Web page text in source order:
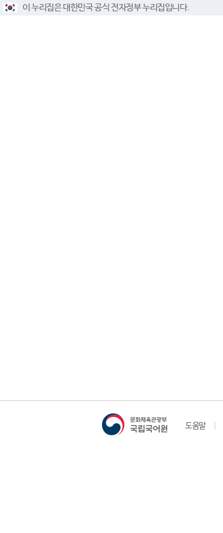
이 누리집은 대한민국 공식 전자정부 누리집입니다.
도움말